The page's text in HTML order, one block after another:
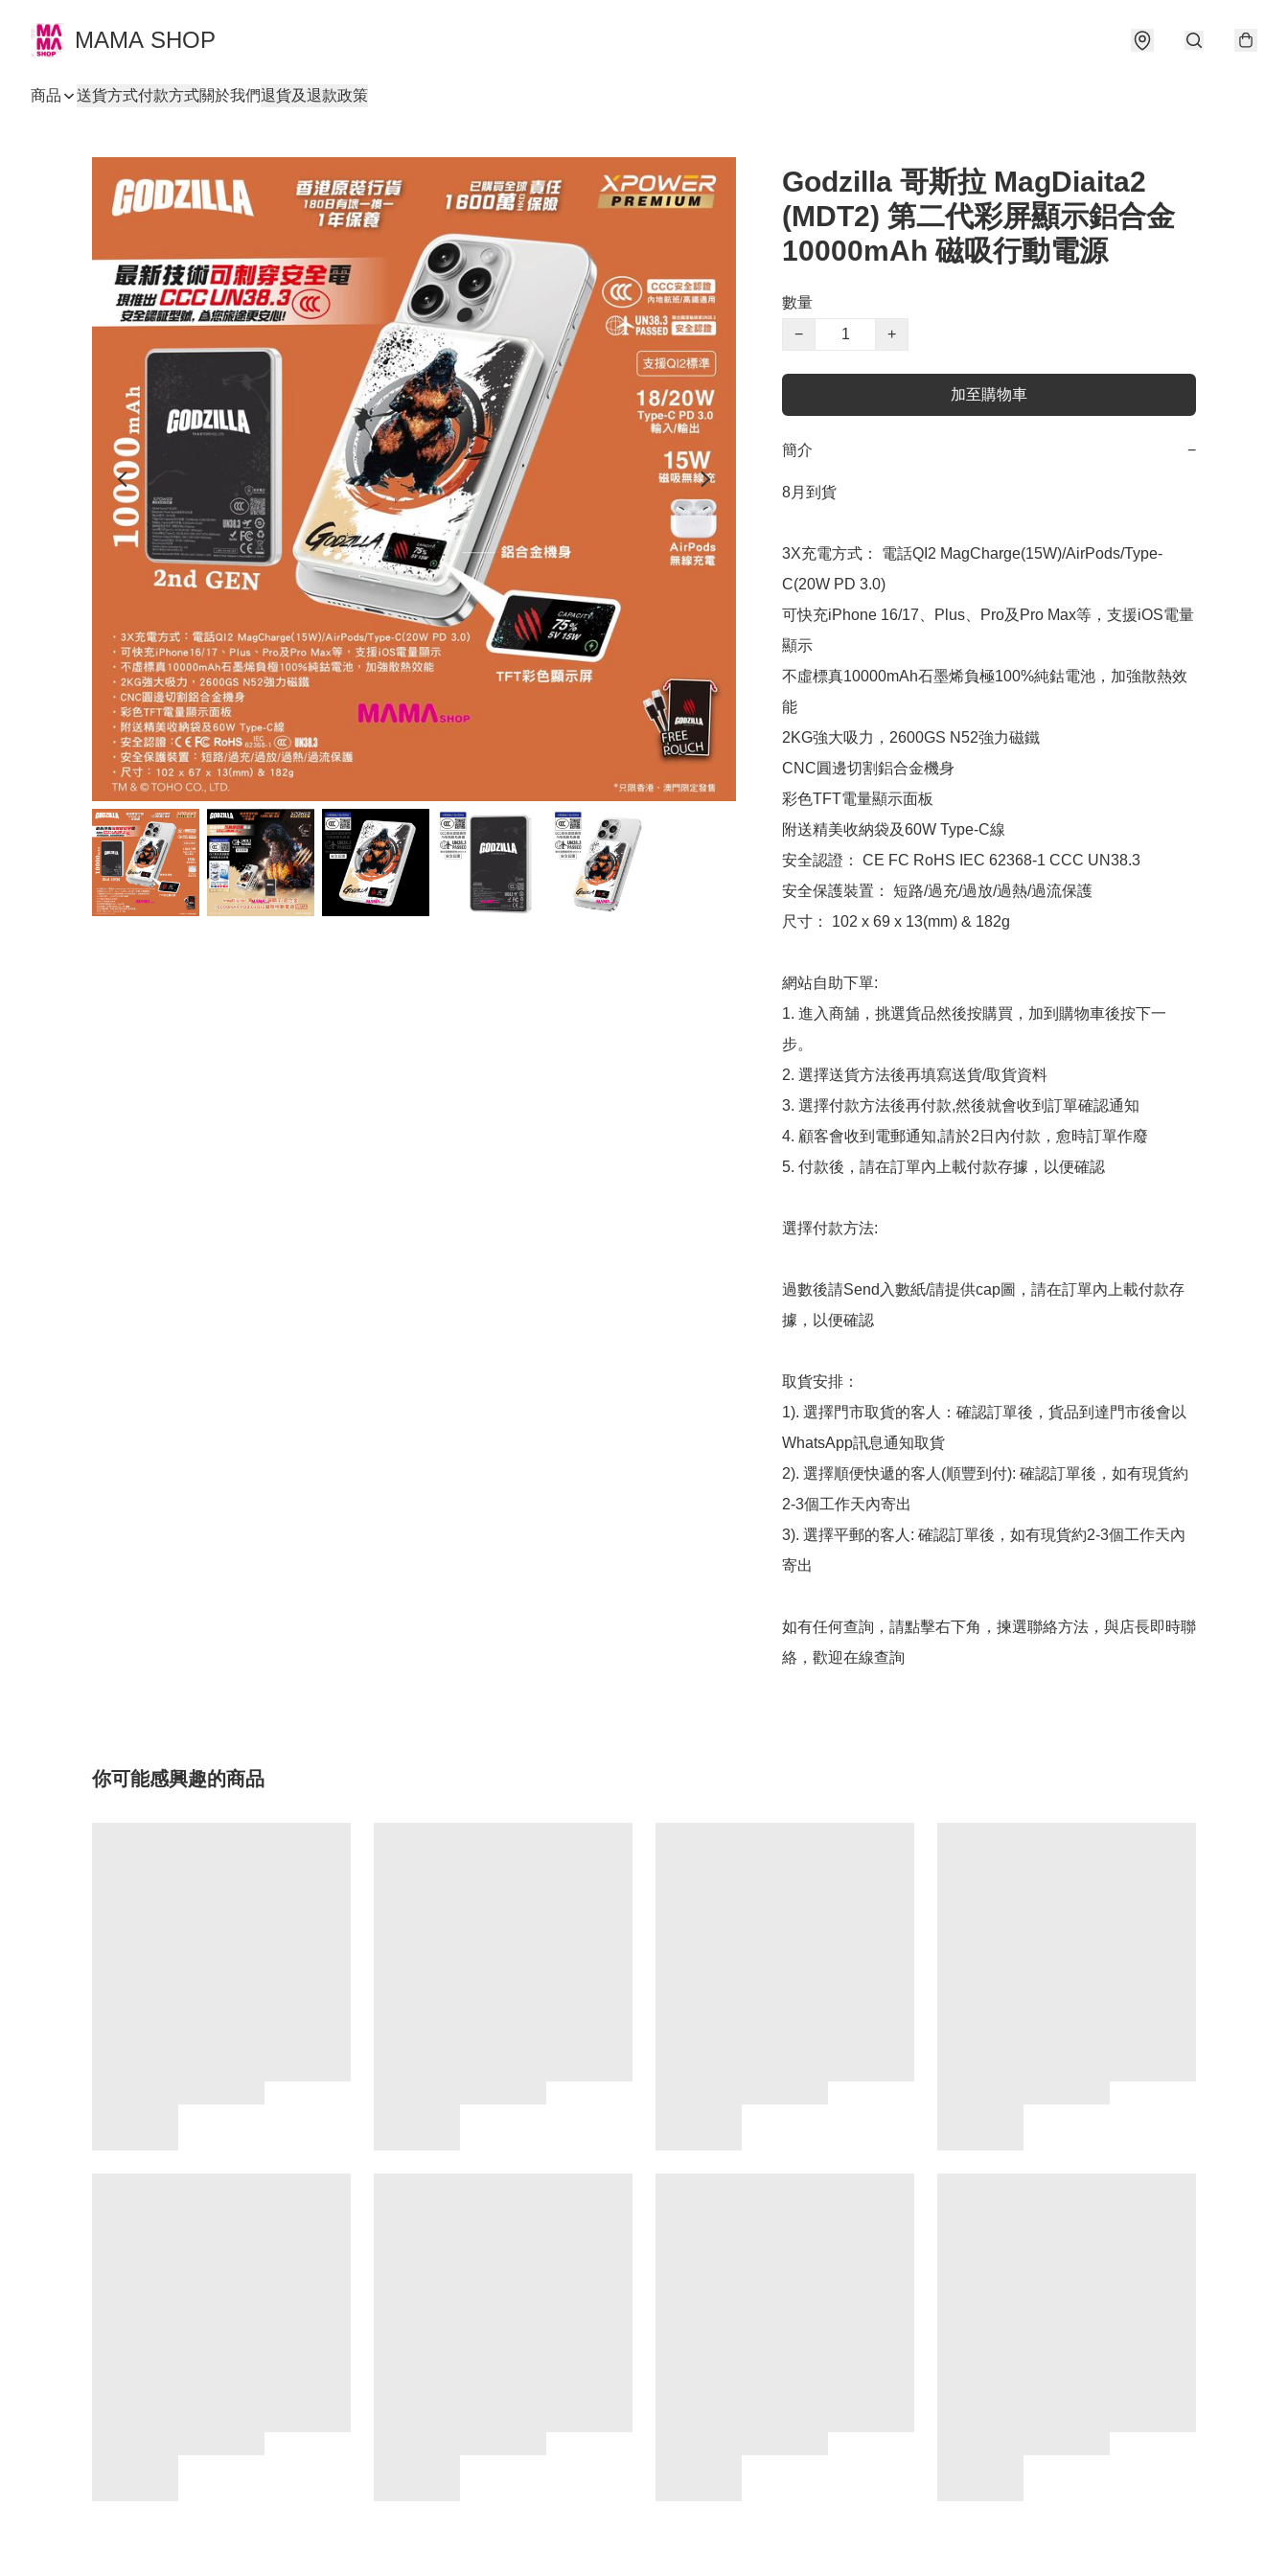
MAMA SHOP
商品 送貨方式付款方式關於我們退貨及退款政策
Godzilla 哥斯拉 MagDiaita2
(MDT2) 第二代彩屏顯示鋁合金
10000mAh 磁吸行動電源
數量
−
+
加至購物車
簡介 −
8月到貨
3X充電方式： 電話QI2 MagCharge(15W)/AirPods/Type-
C(20W PD 3.0)
可快充iPhone 16/17、Plus、Pro及Pro Max等，支援iOS電量
顯示
不虛標真10000mAh石墨烯負極100%純鈷電池，加強散熱效
能
2KG強大吸力，2600GS N52強力磁鐵
CNC圓邊切割鋁合金機身
彩色TFT電量顯示面板
附送精美收納袋及60W Type-C線
安全認證： CE FC RoHS IEC 62368-1 CCC UN38.3
安全保護裝置： 短路/過充/過放/過熱/過流保護
尺寸： 102 x 69 x 13(mm) & 182g
網站自助下單:
1. 進入商舖，挑選貨品然後按購買，加到購物車後按下一
步。
2. 選擇送貨方法後再填寫送貨/取貨資料
3. 選擇付款方法後再付款,然後就會收到訂單確認通知
4. 顧客會收到電郵通知,請於2日內付款，愈時訂單作廢
5. 付款後，請在訂單內上載付款存據，以便確認
選擇付款方法:
過數後請Send入數紙/請提供cap圖，請在訂單內上載付款存
據，以便確認
取貨安排：
1). 選擇門市取貨的客人：確認訂單後，貨品到達門市後會以
WhatsApp訊息通知取貨
2). 選擇順便快遞的客人(順豐到付): 確認訂單後，如有現貨約
2-3個工作天內寄出
3). 選擇平郵的客人: 確認訂單後，如有現貨約2-3個工作天內
寄出
如有任何查詢，請點擊右下角，揀選聯絡方法，與店長即時聯
絡，歡迎在線查詢
你可能感興趣的商品